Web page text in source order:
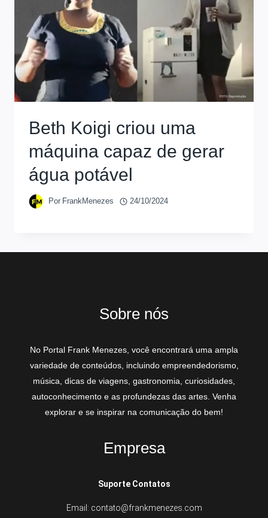
Beth Koigi criou uma
máquina capaz de gerar
água potável
Por FrankMenezes 24/10/2024
Sobre nós
No Portal Frank Menezes, você encontrará uma ampla
variedade de conteúdos, incluindo empreendedorismo,
música, dicas de viagens, gastronomia, curiosidades,
autoconhecimento e as profundezas das artes. Venha
explorar e se inspirar na comunicação do bem!
Empresa
Suporte Contatos
Email: contato@frankmenezes.com